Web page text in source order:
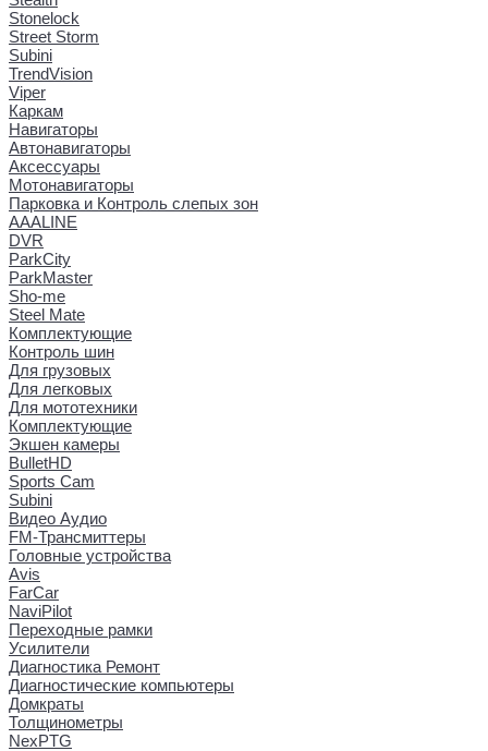
Stonelock
Street Storm
Subini
TrendVision
Viper
Каркам
Навигаторы
Автонавигаторы
Аксессуары
Мотонавигаторы
Парковка и Контроль слепых зон
AAALINE
DVR
ParkCity
ParkMaster
Sho-me
Steel Mate
Комплектующие
Контроль шин
Для грузовых
Для легковых
Для мототехники
Комплектующие
Экшен камеры
BulletHD
Sports Cam
Subini
Видео Аудио
FM-Трансмиттеры
Головные устройства
Avis
FarCar
NaviPilot
Переходные рамки
Усилители
Диагностика Ремонт
Диагностические компьютеры
Домкраты
Толщинометры
NexPTG